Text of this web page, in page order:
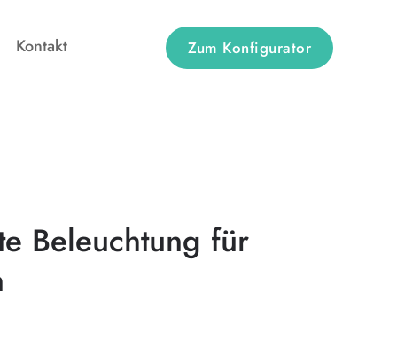
Kontakt Zum Konfigurator
Beleuchtung für